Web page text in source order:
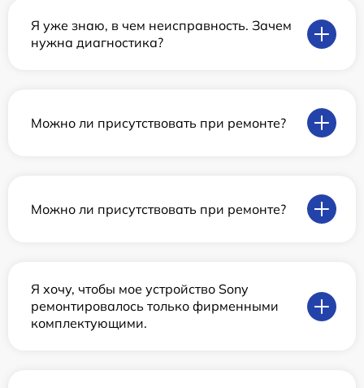
Я уже знаю, в чем неисправность. Зачем
нужна диагностика?
Можно ли присутствовать при ремонте?
Можно ли присутствовать при ремонте?
Я хочу, чтобы мое устройство Sony
ремонтировалось только фирменными
комплектующими.